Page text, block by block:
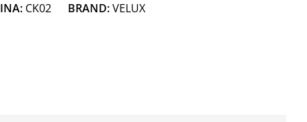
CK02 BRAND:VELUX